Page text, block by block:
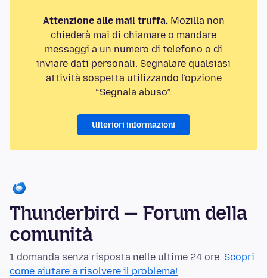
Attenzione alle mail truffa.Mozilla non
chiederà mai di chiamare o mandare
messaggi a un numero di telefono o di
inviare dati personali. Segnalare qualsiasi
attività sospetta utilizzando l'opzione
“Segnala abuso”.
Ulteriori informazioni
Thunderbird — Forum della
comunità
1 domanda senza risposta nelle ultime 24 ore. Scopri
come aiutare a risolvere il problema!